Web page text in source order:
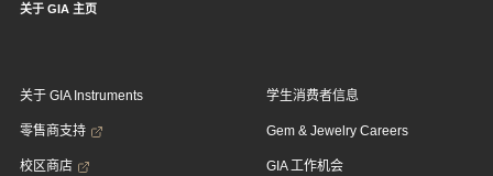
关于 GIA 主页
关于 GIA Instruments
零售商支持
校区商店
学生消费者信息
Gem & Jewelry Careers
GIA 工作机会